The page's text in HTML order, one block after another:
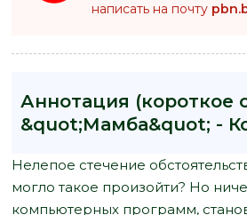
написать на почту
Аннотация (короткое
&quot;Мамба&quot; -
Нелепое стечение
могло такое произойти? Но
компьютерных программ,